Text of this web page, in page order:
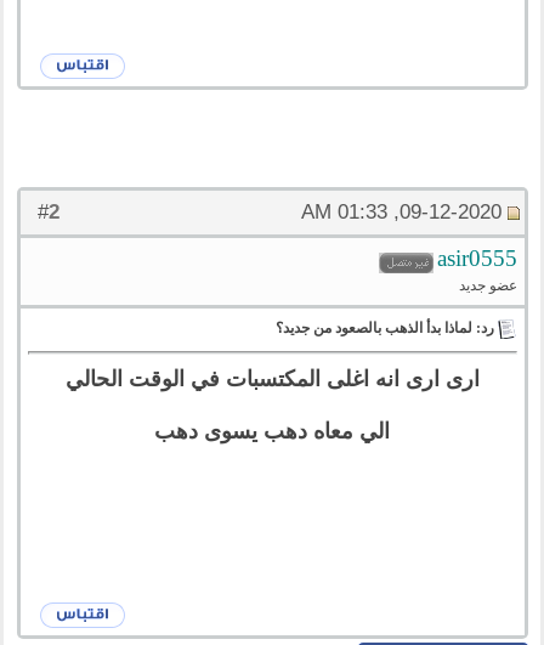
#
2 09-12-2020, 01:33 AM
asir0555
عضو جديد
رد: لماذا بدأ الذهب بالصعود من جديد؟
ارى ارى انه اغلى المكتسبات في الوقت الحالي
الي معاه دهب يسوى دهب